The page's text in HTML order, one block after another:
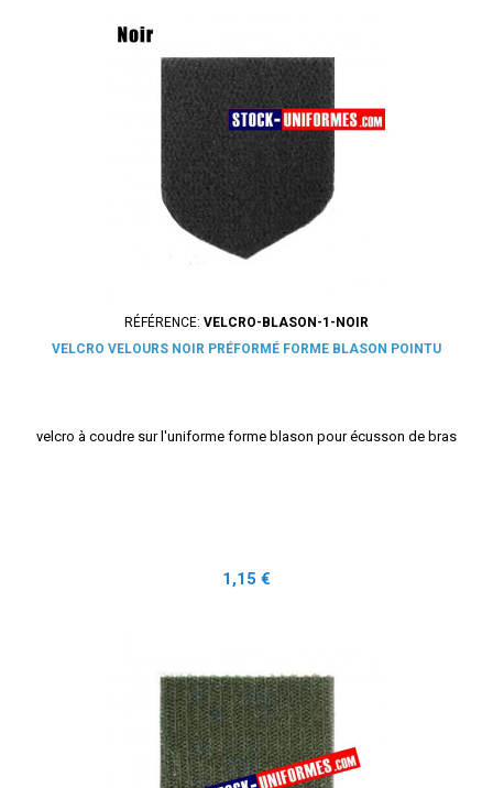
RÉFÉRENCE: VELCRO-BLASON-1-NOIR
VELCRO VELOURS NOIR PRÉFORMÉ FORME BLASON POINTU
velcro à coudre sur l'uniforme forme blason pour écusson de bras
Prix
1,15 €